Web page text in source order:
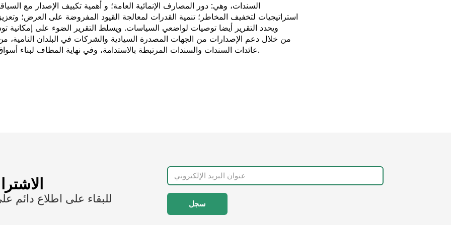
السندات، وهي: دور المصارف الإنمائية العامة؛ و أهمية تكييف الإصدار مع
استراتيجيات لتخفيف المخاطر؛ تنمية القدرات لمعالجة القيود المفروضة على العرض؛
ويحدد التقرير أيضا توصيات لواضعي السياسات. ويسلط التقرير الضوء على
عائدات السندات والسندات المرتبطة بالاستدامة، وفي نهاية المطاف لبناء أسواق رأس مال محلية قوية.